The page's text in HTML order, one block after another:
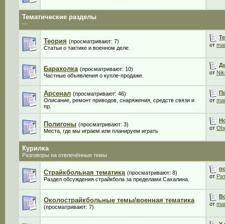
Тематические разделы
---
Теория (просматривают: 7)
Статьи о тактике и военном деле.
от
Барахолка (просматривают: 10)
Частные объявления о купле-продаже.
от
Арсенал (просматривают: 46)
Описание, ремонт приводов, снаряжения, средств связи и
пр.
от
Полигоны (просматривают: 3)
Места, где мы играем или планируем играть
от
Курилка
Разговоры на отвлечённые темы
Страйкбольная тематика (просматривают: 8)
Раздел обсуждения страйкбола за пределами Сахалина.
от
Околострайкбольные темы/военная тематика
(просматривают: 7)
от